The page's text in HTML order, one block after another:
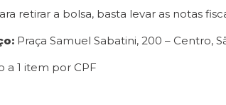
retirar a bolsa, basta levar as notas
Praça Samuel Sabatini, 200 – Centro,
a 1 item por CPF